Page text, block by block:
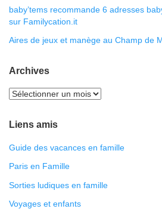
baby’tems recommande 6 adresses
sur Familycation.it
Aires de jeux et manège au Champ de
Archives
Liens amis
Guide des vacances en famille
Paris en Famille
Sorties ludiques en famille
Voyages et enfants